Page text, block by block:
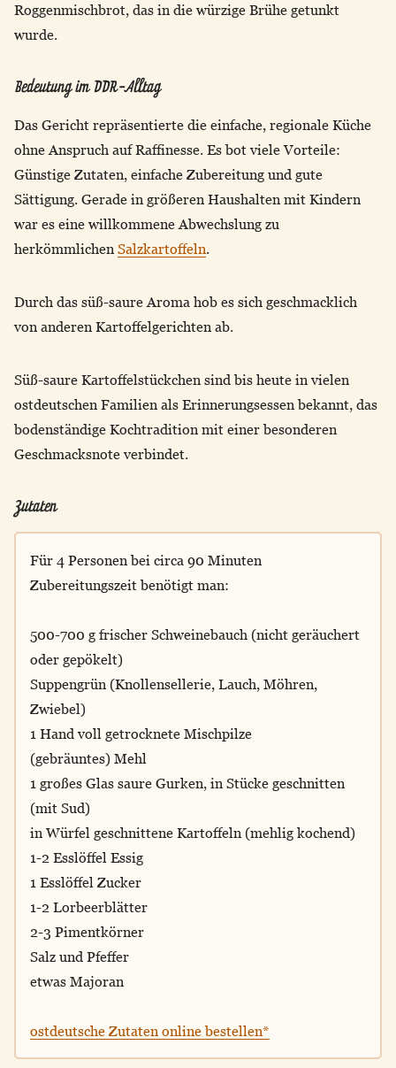
Roggenmischbrot, das in die würzige Brühe getunkt
wurde.
Bedeutung im DDR-Alltag
Das Gericht repräsentierte die einfache, regionale Küche
ohne Anspruch auf Raffinesse. Es bot viele Vorteile:
Günstige Zutaten, einfache Zubereitung und gute
Sättigung. Gerade in größeren Haushalten mit Kindern
war es eine willkommene Abwechslung zu
herkömmlichen Salzkartoffeln.
Durch das süß-saure Aroma hob es sich geschmacklich
von anderen Kartoffelgerichten ab.
Süß-saure Kartoffelstückchen sind bis heute in vielen
ostdeutschen Familien als Erinnerungsessen bekannt, das
bodenständige Kochtradition mit einer besonderen
Geschmacksnote verbindet.
Zutaten
Für 4 Personen bei circa 90 Minuten
Zubereitungszeit benötigt man:
500-700 g frischer Schweinebauch (nicht geräuchert
oder gepökelt)
Suppengrün (Knollensellerie, Lauch, Möhren,
Zwiebel)
1 Hand voll getrocknete Mischpilze
(gebräuntes) Mehl
1 großes Glas saure Gurken, in Stücke geschnitten
(mit Sud)
in Würfel geschnittene Kartoffeln (mehlig kochend)
1-2 Esslöffel Essig
1 Esslöffel Zucker
1-2 Lorbeerblätter
2-3 Pimentkörner
Salz und Pfeffer
etwas Majoran
ostdeutsche Zutaten online bestellen*